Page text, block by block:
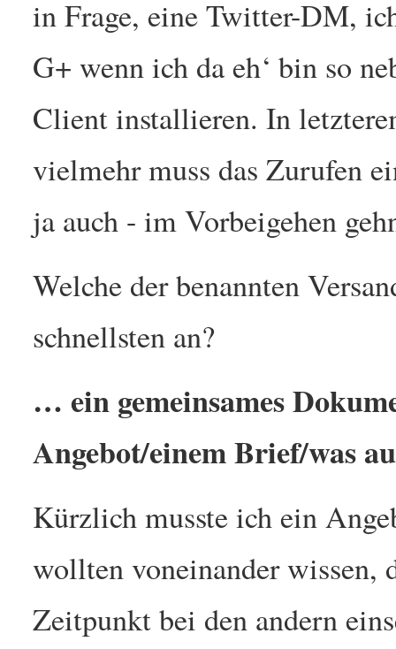
in Frage, eine Twitter-DM,
G+ wenn ich da eh‘ bin so
Client installieren. In
vielmehr muss das Zurufen
ja auch - im Vorbeigehen
Welche der benannten
schnellsten an?
… ein gemeinsames
Angebot/einem Brief/was
Kürzlich musste ich ein
wollten voneinander wissen,
Zeitpunkt bei den andern